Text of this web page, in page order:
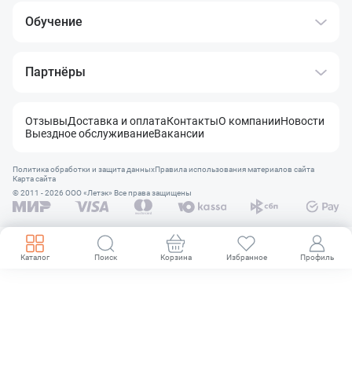
Обучение
Партнёры
ОтзывыДоставка и оплатаКонтактыО компанииНовости
Выездное обслуживаниеВакансии
© 2011 - 2026 OOO «Летэк» Все права защищены
Политика обработки и защита данныхПравила использования материалов сайта
Карта сайта
Каталог Поиск Корзина Избранное Профиль